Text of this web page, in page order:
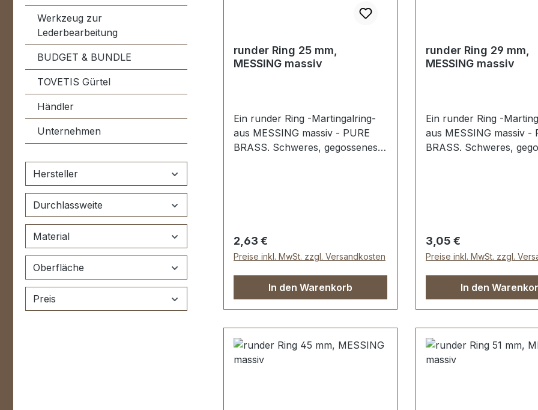
Werkzeug zur
Lederbearbeitung
BUDGET & BUNDLE
TOVETIS Gürtel
Händler
Unternehmen
Hersteller
Durchlassweite
Material
Oberfläche
Preis
runder Ring 25 mm,
MESSING massiv
Ein runder Ring -Martingalring-
aus MESSING massiv - PURE
BRASS. Schweres, gegossenes
mm, Materialstärke: 4,0 mm.
Lieferumfang: 1 Stück Ring
Regulärer Preis:
2,63 €
Preise inkl. MwSt. zzgl. Versandkosten
In den Warenkorb
runder Ring 29 mm,
MESSING massiv
Ein runder Ring -
aus MESSING massiv -
BRASS. Schweres,
mm, Materialstärke: 5,0
Lieferumfang: 1 Stück
Regulärer Preis:
3,05 €
Preise inkl. MwSt. zzgl.
In den